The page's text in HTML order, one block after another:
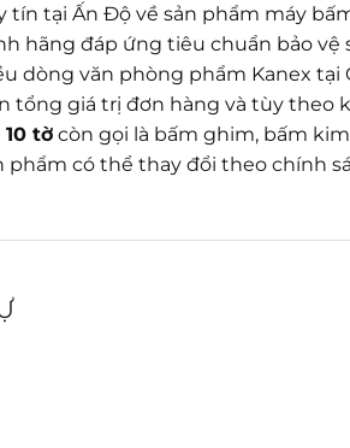
tín tại Ấn Độ về sản phẩm máy
hãng đáp ứng tiêu chuẩn bảo vệ
dòng văn phòng phẩm Kanex
tổng giá trị đơn hàng và tùy theo
10 tờ còn gọi là bấm ghim, bấm
phẩm có thể thay đổi theo chính